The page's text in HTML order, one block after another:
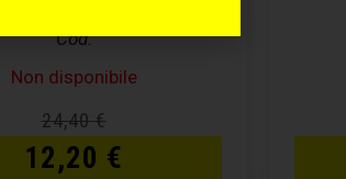
Cod.
Non disponibile
24,40€
12,20 €